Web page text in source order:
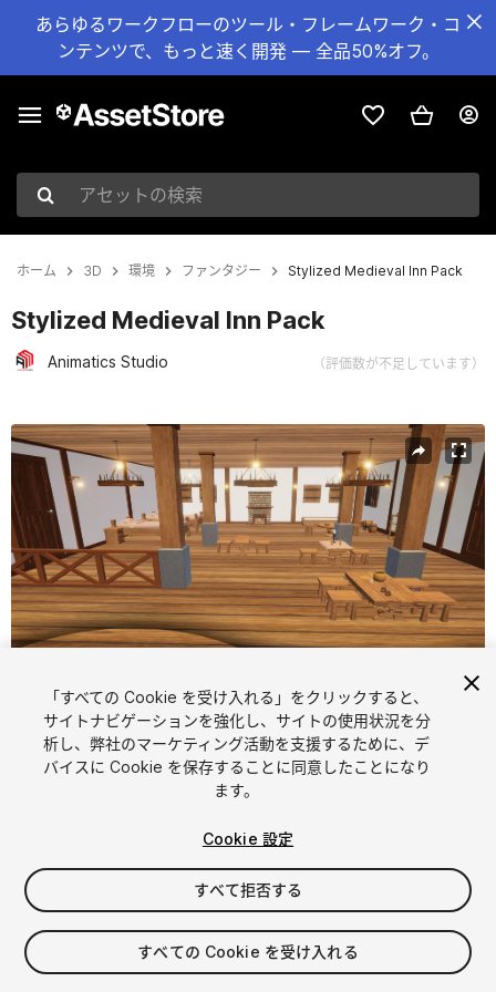
あらゆるワークフローのツール・フレームワーク・コ
ンテンツで、もっと速く開発 — 全品50%オフ。
アセットの検索
ホーム 3D 環境 ファンタジー Stylized Medieval Inn Pack
Stylized Medieval Inn Pack
Animatics Studio （評価数が不足しています）
現在のスライド：1 / 17
1/ 17
$4.99
消費税は決済時に計算されます
「すべての Cookie を受け入れる」をクリックすると、
サイトナビゲーションを強化し、サイトの使用状況を分
析し、弊社のマーケティング活動を支援するために、デ
バイスに Cookie を保存することに同意したことになり
ます。
Cookie 設定
すべて拒否する
すべての Cookie を受け入れる